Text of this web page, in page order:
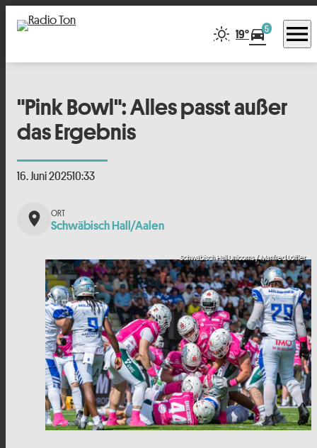
19°directions_car5 menu
"Pink Bowl": Alles passt außer
das Ergebnis
16. Juni 202510:33
place Schwäbisch Hall/Aalen
Schwäbisch Hall Unicorns / Manfred Löffler